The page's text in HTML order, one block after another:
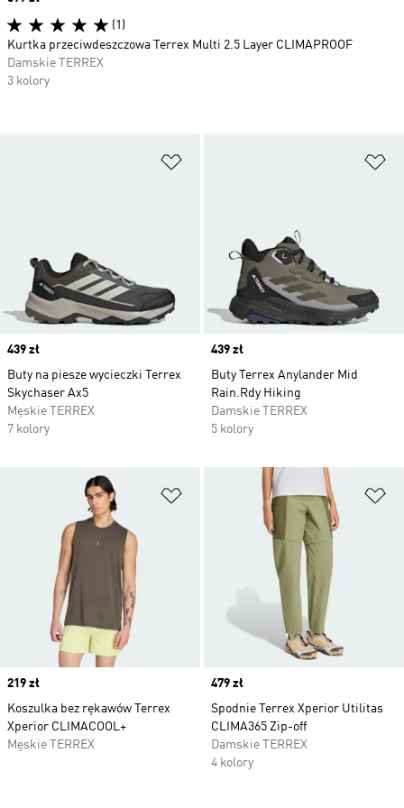
Price
439 zł
Buty na piesze wycieczki Terrex
Skychaser Ax5
Męskie TERREX
7 kolory
Price
439 zł
Buty Terrex Anylander Mid
Rain.Rdy Hiking
Damskie TERREX
5 kolory
Dodaj do listy życzeń
Price
219 zł
Koszulka bez rękawów Terrex
Xperior CLIMACOOL+
Męskie TERREX
Price
479 zł
Spodnie Terrex Xperior Utilitas
CLIMA365 Zip-off
Damskie TERREX
4 kolory
(1)
Kurtka przeciwdeszczowa Terrex Multi 2.5 Layer CLIMAPROOF
Damskie TERREX
3 kolory